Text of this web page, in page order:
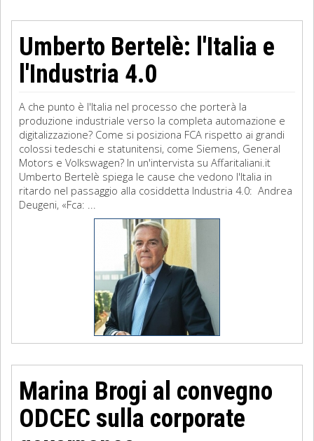
Umberto Bertelè: l'Italia e
l'Industria 4.0
A che punto è l'Italia nel processo che porterà la
produzione industriale verso la completa automazione e
digitalizzazione? Come si posiziona FCA rispetto ai grandi
colossi tedeschi e statunitensi, come Siemens, General
Motors e Volkswagen? In un'intervista su Affaritaliani.it
Umberto Bertelè spiega le cause che vedono l'Italia in
ritardo nel passaggio alla cosiddetta Industria 4.0: Andrea
Deugeni, «Fca: ...
Marina Brogi al convegno
ODCEC sulla corporate